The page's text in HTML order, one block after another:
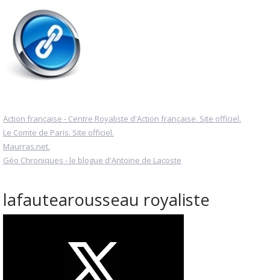
Action française - Centre Royaliste d'Action française. Site officiel.
Le Comte de Paris. Site officiel.
Maurras.net.
Géo Chroniques - le blogue d'Antoine de Lacoste
lafautearousseau royaliste